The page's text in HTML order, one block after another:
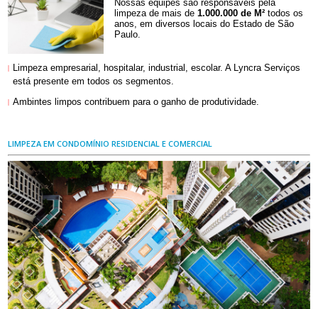
Nossas equipes são responsáveis pela
limpeza de mais de1.000.000 de M²todos os
anos, em diversos locais do Estado de São
Paulo.
|
Limpeza empresarial, hospitalar, industrial, escolar. A Lyncra Serviços
está presente em todos os segmentos.
| Ambintes limpos contribuem para o ganho de produtividade.
LIMPEZA EM CONDOMÍNIO RESIDENCIAL E COMERCIAL